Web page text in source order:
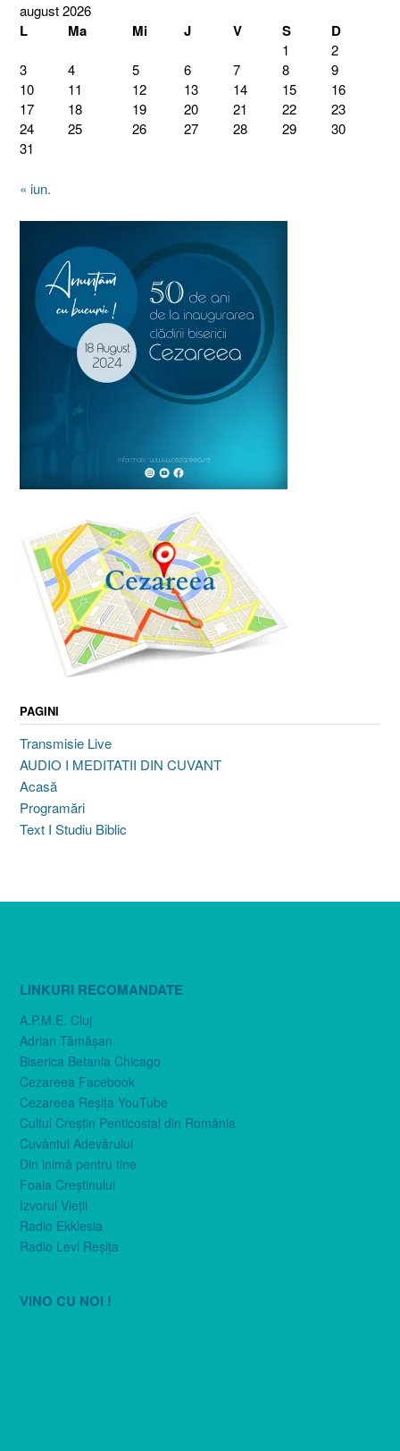
august 2026
L Ma Mi J V S D
1
2
3
4 5 6 7 8
9
10
11 12 13 14 15
16
17
18 19 20 21 22
23
24
25 26 27 28 29
30
31
« iun.
PAGINI
Transmisie Live
AUDIO I MEDITATII DIN CUVANT
Acasă
Programări
Text I Studiu Biblic
LINKURI RECOMANDATE
A.P.M.E. Cluj
Adrian Tămăşan
Biserica Betania Chicago
Cezareea Facebook
Cezareea Reşiţa YouTube
Cultul Creştin Penticostal din România
Cuvântul Adevărului
Din inimă pentru tine
Foaia Creştinului
Izvorul Vieţii
Radio Ekklesia
Radio Levi Reşiţa
VINO CU NOI !